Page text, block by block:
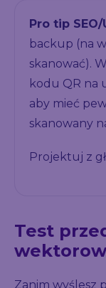
Pro tip SEO/
backup (na
skanować).
kodu QR na
aby mieć
skanowany
Projektuj z
Test
Zanim wyślesz